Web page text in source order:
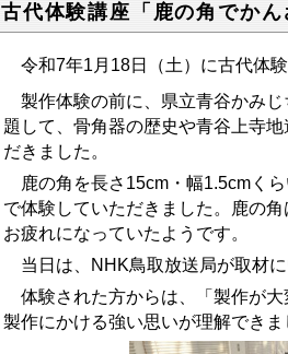
古代体験講座「鹿の角でか
令和7年1月18日（土）に古代体
製作体験の前に、県立青谷かみ
題して、骨角器の歴史や青谷上寺
だきました。
鹿の角を長さ15cm・幅1.5cmく
で体験していただきました。鹿の
お疲れになっていたようです。
当日は、NHK鳥取放送局が取材
体験された方からは、「製作が大
製作にかける強い思いが理解でき